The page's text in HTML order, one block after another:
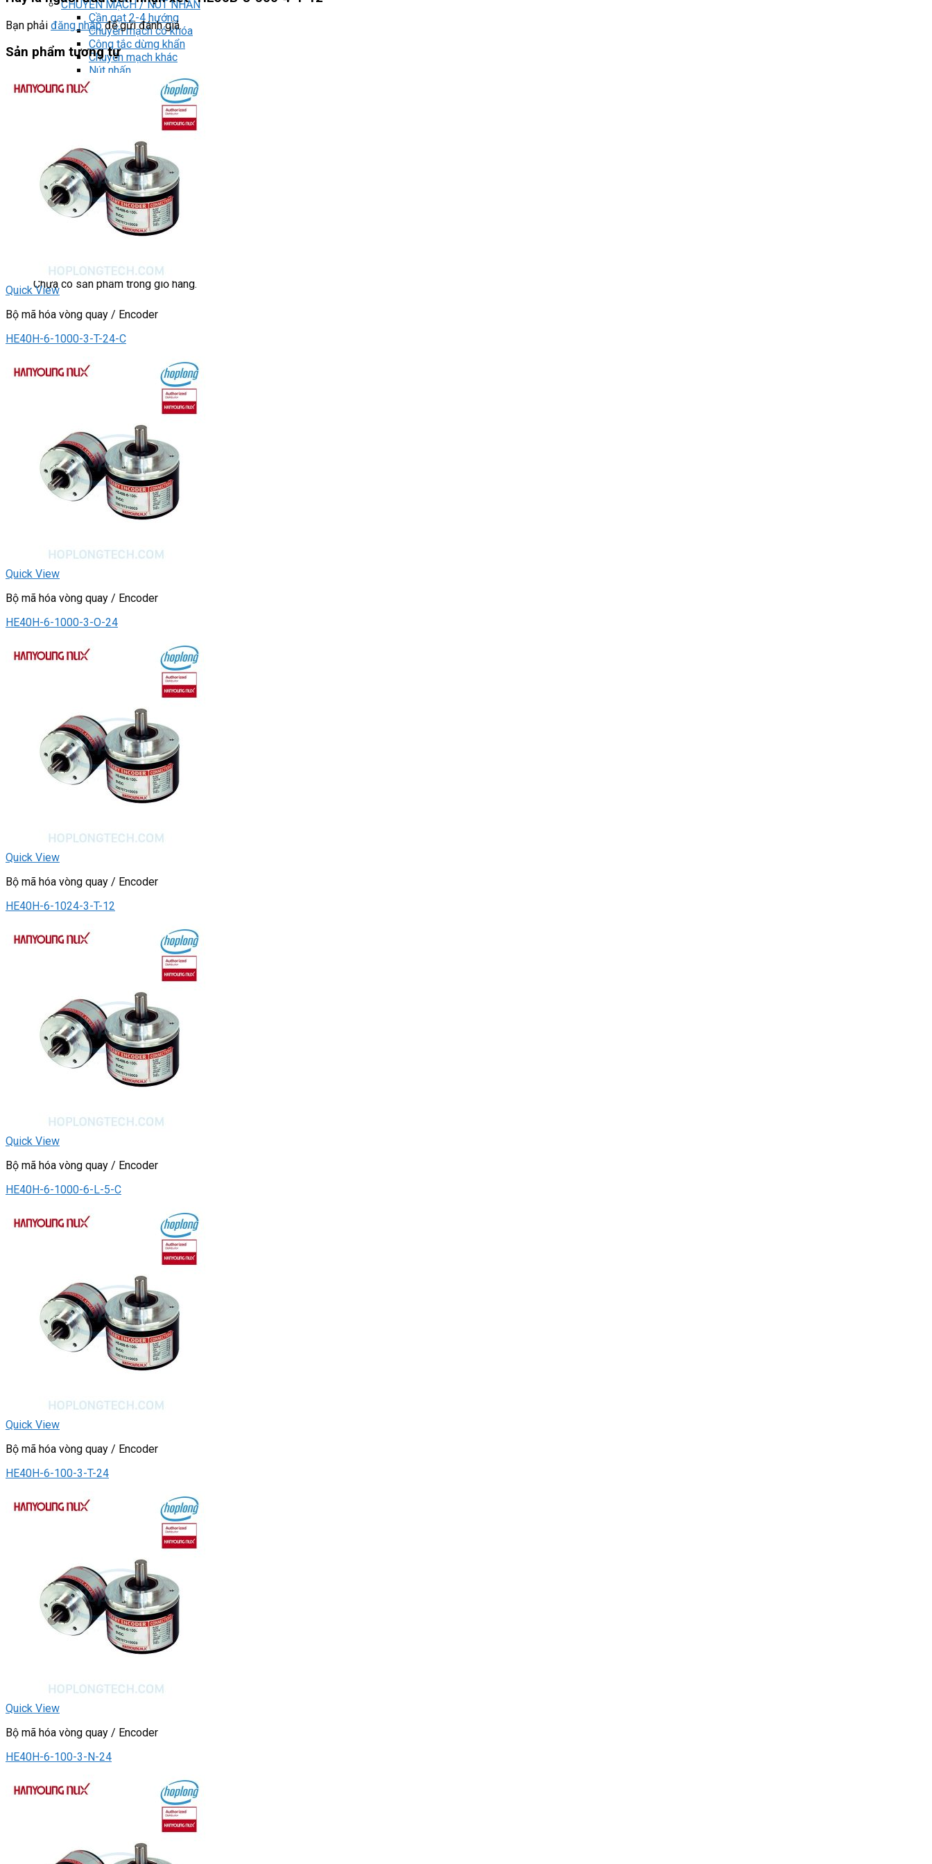
CHUYỂN MẠCH / NÚT NHẤN
Cần gạt 2-4 hướng
Chuyển mạch có khóa
Công tắc dừng khẩn
Chuyển mạch khác
Nút nhấn
ĐÈN BÁO
Đèn báo panel tròn
Phụ kiện
Can nhiệt
Blog
Tìm
kiếm:
Chưa có sản phẩm trong giỏ hàng.
Bạn phải đăng nhậpđể gửi đánh giá.
Sản phẩm tương tự
Quick View
Bộ mã hóa vòng quay / Encoder
HE40H-6-1000-3-T-24-C
Quick View
Bộ mã hóa vòng quay / Encoder
HE40H-6-1000-3-O-24
Quick View
Bộ mã hóa vòng quay / Encoder
HE40H-6-1024-3-T-12
Quick View
Bộ mã hóa vòng quay / Encoder
HE40H-6-1000-6-L-5-C
Quick View
Bộ mã hóa vòng quay / Encoder
HE40H-6-100-3-T-24
Quick View
Bộ mã hóa vòng quay / Encoder
HE40H-6-100-3-N-24